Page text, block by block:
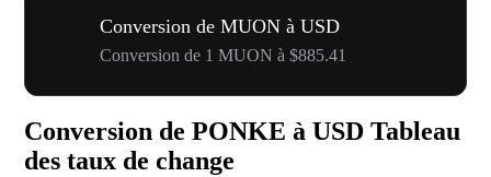
Conversion de MUON à USD
Conversion de 1 MUON à $885.41
Conversion de PONKE à USD Tableau
des taux de change